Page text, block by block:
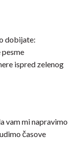
dobijate:
pesme
ispred zelenog
vam mi napravimo
časove